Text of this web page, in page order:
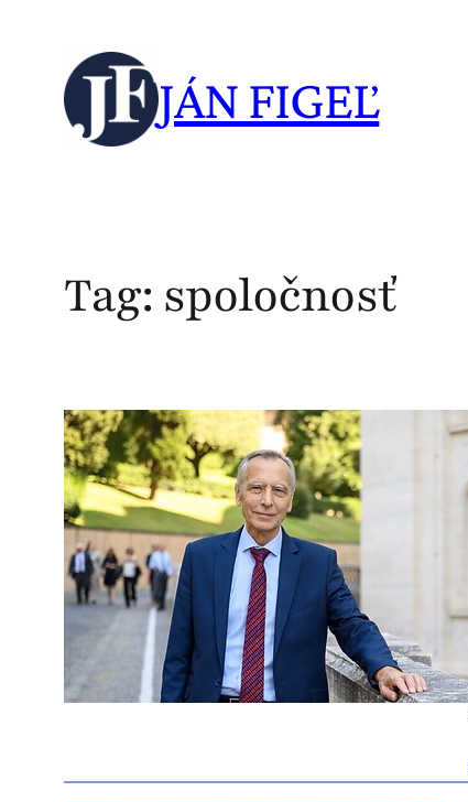
content
JÁN FIGEĽ
Tag: spoločnosť